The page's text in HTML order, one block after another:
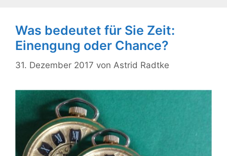
Was bedeutet für Sie Zeit:
Einengung oder Chance?
31. Dezember 2017 von Astrid Radtke